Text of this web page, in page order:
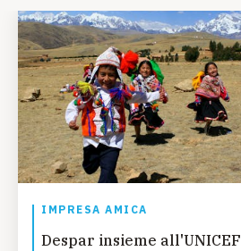
IMPRESA AMICA
Despar insieme all'UNICEF